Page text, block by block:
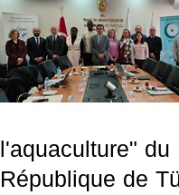
l'aquaculture"
République de